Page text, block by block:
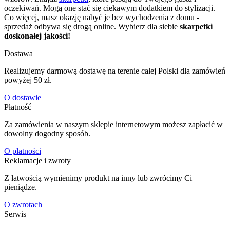
oczekiwań. Mogą one stać się ciekawym dodatkiem do stylizacji.
Co więcej, masz okazję nabyć je bez wychodzenia z domu -
sprzedaż odbywa się drogą online. Wybierz dla siebie skarpetki
doskonałej jakości!
Dostawa
Realizujemy darmową dostawę na terenie całej Polski dla zamówień
powyżej 50 zł.
O dostawie
Płatność
Za zamówienia w naszym sklepie internetowym możesz zapłacić w
dowolny dogodny sposób.
O płatności
Reklamacje i zwroty
Z łatwością wymienimy produkt na inny lub zwrócimy Ci
pieniądze.
O zwrotach
Serwis